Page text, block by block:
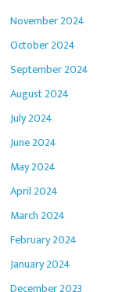
November 2024
October 2024
September 2024
August 2024
July 2024
June 2024
May 2024
April 2024
March 2024
February 2024
January 2024